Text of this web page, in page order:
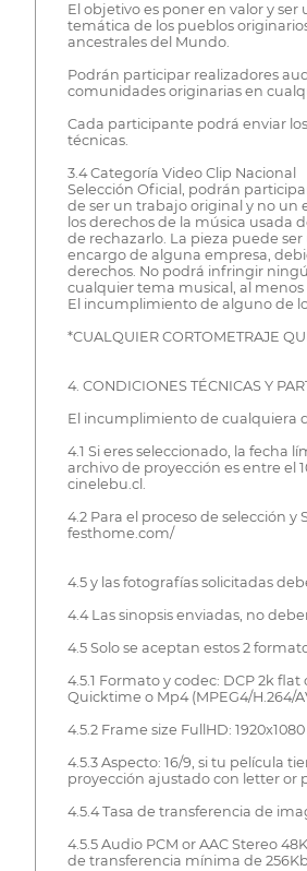
El objetivo es poner en valor y
temática de los pueblos
ancestrales del Mundo.
Podrán participar realizadores
comunidades originarias en
Cada participante podrá enviar
técnicas.
3.4 Categoría Video Clip Nacional
Selección Oficial, podrán
de ser un trabajo original y no un
los derechos de la música usada
de rechazarlo. La pieza puede
encargo de alguna empresa,
derechos. No podrá infringir
cualquier tema musical, al
El incumplimiento de alguno de
*CUALQUIER CORTOMETRAJE
4. CONDICIONES TÉCNICAS Y
El incumplimiento de cualquiera
4.1 Si eres seleccionado, la
archivo de proyección es entre el
cinelebu.cl.
4.2 Para el proceso de selección
festhome.com/
4.5 y las fotografías solicitadas
4.4 Las sinopsis enviadas, no
4.5 Solo se aceptan estos 2
4.5.1 Formato y codec: DCP 2k
Quicktime o Mp4 (MPEG4/H.264/
4.5.2 Frame size FullHD:
4.5.3 Aspecto: 16/9, si tu película
proyección ajustado con letter or
4.5.4 Tasa de transferencia de
4.5.5 Audio PCM or AAC Stereo
de transferencia mínima de